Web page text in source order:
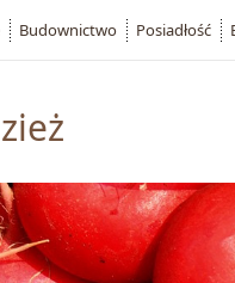
Budownictwo Posiadłość